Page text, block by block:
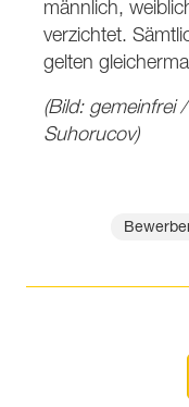
männlich,
verzichtet.
gelten
(Bild: gemeinfrei
Suhorucov)